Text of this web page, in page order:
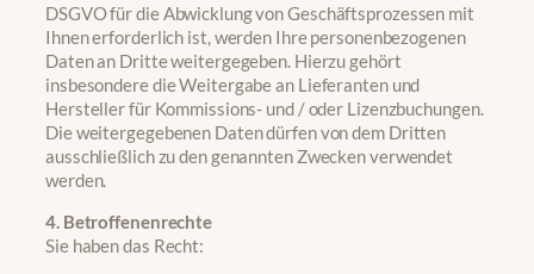
DSGVO für die Abwicklung von Geschäftsprozessen mit
Ihnen erforderlich ist, werden Ihre personenbezogenen
Daten an Dritte weitergegeben. Hierzu gehört
insbesondere die Weitergabe an Lieferanten und
Hersteller für Kommissions- und / oder Lizenzbuchungen.
Die weitergegebenen Daten dürfen von dem Dritten
ausschließlich zu den genannten Zwecken verwendet
werden.
4. Betroffenenrechte
Sie haben das Recht: